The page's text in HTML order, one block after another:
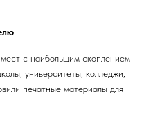
с наибольшим скоплением
университеты, колледжи,
печатные материалы для